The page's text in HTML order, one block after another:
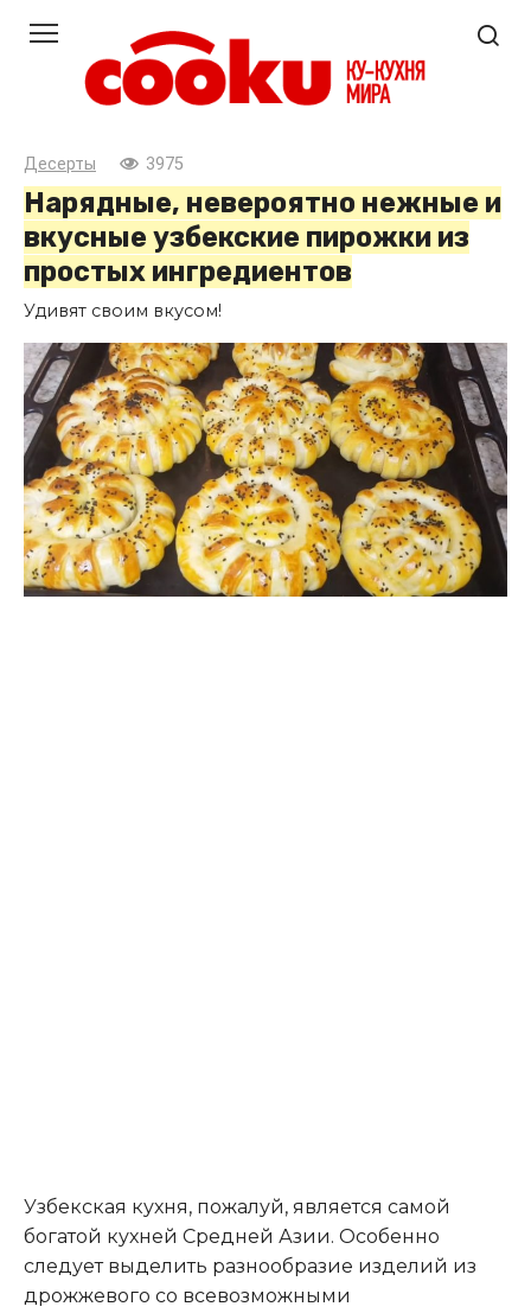
контенту
Десерты 3975
Нарядные, невероятно нежные и
вкусные узбекские пирожки из
простых ингредиентов
Удивят своим вкусом!
Узбекская кухня, пожалуй, является самой
богатой кухней Средней Азии. Особенно
следует выделить разнообразие изделий из
дрожжевого со всевозможными